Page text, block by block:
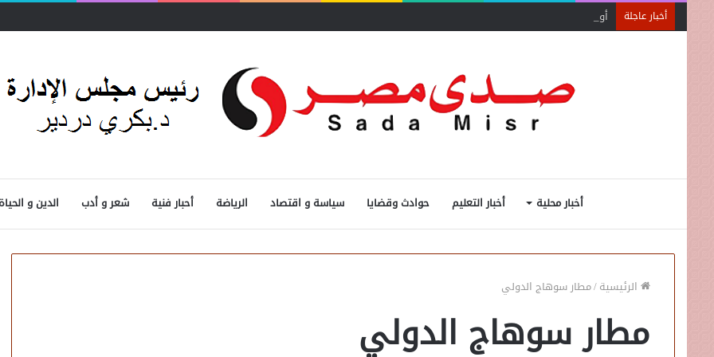
أخبار عاجلة أول منصة للسياحة الصحية في مصر والشرق الأوسط وأفريقيا..
أخبار محلية أخبار التعليم حوادث وقضايا سياسة و اقتصاد الرياضة أحبار فنية شعر و أدب الدين و الحياة
الرئيسية/مطار سوهاج الدولي
مطار سوهاج الدولي